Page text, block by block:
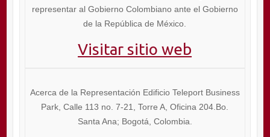
representar al Gobierno Colombiano ante el Gobierno
de la República de México.
Visitar sitio web
Acerca de la Representación Edificio Teleport Business
Park, Calle 113 no. 7-21, Torre A, Oficina 204.Bo.
Santa Ana; Bogotá, Colombia.